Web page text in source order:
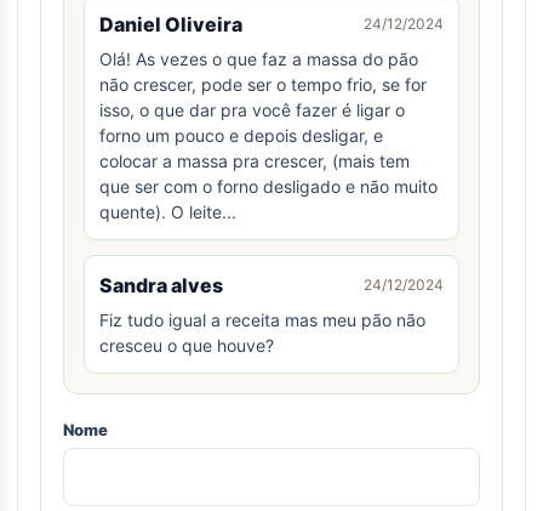
Daniel Oliveira 24/12/2024
Olá! As vezes o que faz a massa do pão
não crescer, pode ser o tempo frio, se for
isso, o que dar pra você fazer é ligar o
forno um pouco e depois desligar, e
colocar a massa pra crescer, (mais tem
que ser com o forno desligado e não muito
quente). O leite...
Sandra alves 24/12/2024
Fiz tudo igual a receita mas meu pão não
cresceu o que houve?
Nome